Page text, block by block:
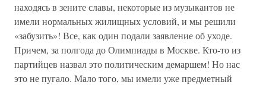
находясь в зените славы, некоторые из музыкантов не
имели нормальных жилищных условий, и мы решили
«забузить»! Все, как один подали заявление об уходе.
Причем, за полгода до Олимпиады в Москве. Кто-то из
партийцев назвал это политическим демаршем! Но нас
это не пугало. Мало того, мы имели уже предметный